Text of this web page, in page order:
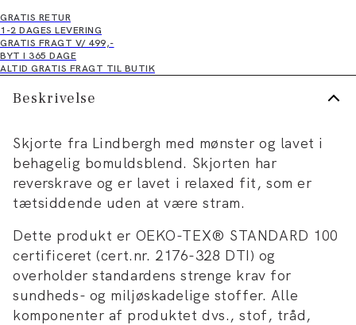
GRATIS RETUR
1-2 DAGES LEVERING
GRATIS FRAGT V/ 499,-
BYT I 365 DAGE
ALTID GRATIS FRAGT TIL BUTIK
Beskrivelse
Skjorte fra Lindbergh med mønster og lavet i
behagelig bomuldsblend. Skjorten har
reverskrave og er lavet i relaxed fit, som er
tætsiddende uden at være stram.
Dette produkt er OEKO-TEX® STANDARD 100
certificeret (cert.nr. 2176-328 DTI) og
overholder standardens strenge krav for
sundheds- og miljøskadelige stoffer. Alle
komponenter af produktet dvs., stof, tråd,